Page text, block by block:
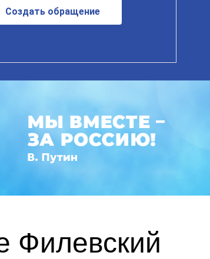
Создать обращение
Филевский